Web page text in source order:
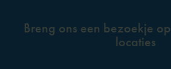
Breng ons een bezoekje
locaties